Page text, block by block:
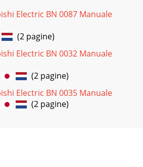
Electric BN 0087 Manuale
(2 pagine)
Electric BN 0032 Manuale
(2 pagine)
Electric BN 0035 Manuale
(2 pagine)